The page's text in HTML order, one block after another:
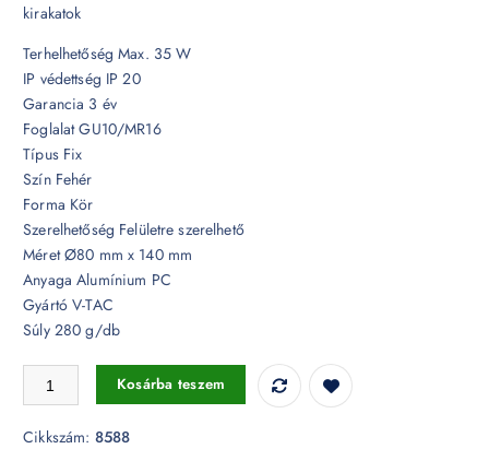
kirakatok
Terhelhetőség Max. 35 W
IP védettség IP 20
Garancia 3 év
Foglalat GU10/MR16
Típus Fix
Szín Fehér
Forma Kör
Szerelhetőség Felületre szerelhető
Méret Ø80 mm x 140 mm
Anyaga Alumínium PC
Gyártó V-TAC
Súly 280 g/db
Felületre szerelhető kör spotkeret - 8588 mennyiség
Kosárba teszem
Cikkszám: 8588